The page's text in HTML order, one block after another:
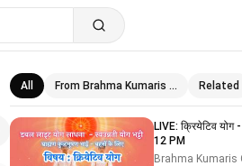
All From Brahma Kumaris … Related
Related videos
LIVE: क्रियेटिव
12 PM
Brahma Kumaris